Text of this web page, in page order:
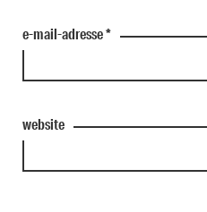
e-mail-adresse*
website